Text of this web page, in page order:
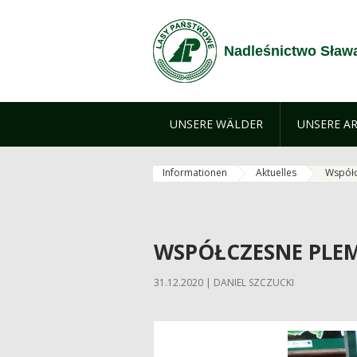
Nadleśnictwo
UNSERE WÄLDER UNSERE
Informationen Aktuelles
WSPÓŁCZESNE
31.12.2020 | DANIEL SZCZUCKI